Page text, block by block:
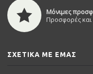
Μόνιμες
Προσφορές
ΣΧΕΤΙΚΆ ΜΕ ΕΜΆΣ